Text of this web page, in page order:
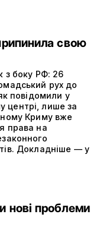
свою
з боку РФ: 26
рух до
повідомили у
центрі, лише за
Криму вже
права на
Докладніше — у
нові проблеми